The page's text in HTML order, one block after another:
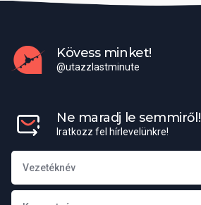
Kövess minket!
@utazzlastminute
Ne maradj le semmiről!
Iratkozz fel hírlevelünkre!